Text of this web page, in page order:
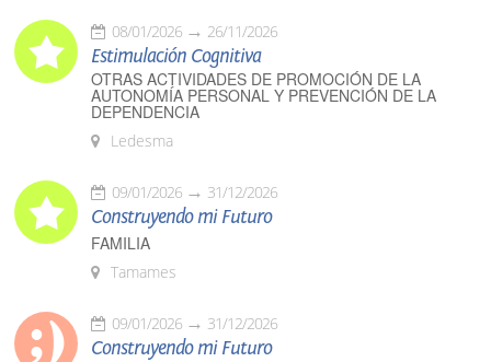
08/01/2026 26/11/2026
Estimulación Cognitiva
OTRAS ACTIVIDADES DE PROMOCIÓN DE LA
AUTONOMÍA PERSONAL Y PREVENCIÓN DE LA
DEPENDENCIA
Ledesma
09/01/2026 31/12/2026
Construyendo mi Futuro
FAMILIA
Tamames
09/01/2026 31/12/2026
Construyendo mi Futuro